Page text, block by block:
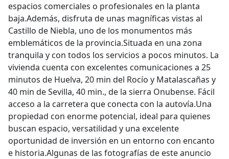
espacios comerciales o profesionales en la planta
baja.Además, disfruta de unas magníficas vistas al
Castillo de Niebla, uno de los monumentos más
emblemáticos de la provincia.Situada en una zona
tranquila y con todos los servicios a pocos minutos. La
vivienda cuenta con excelentes comunicaciones a 25
minutos de Huelva, 20 min del Rocío y Matalascañas y
40 min de Sevilla, 40 min., de la sierra Onubense. Fácil
acceso a la carretera que conecta con la autovía.Una
propiedad con enorme potencial, ideal para quienes
buscan espacio, versatilidad y una excelente
oportunidad de inversión en un entorno con encanto
e historia.Algunas de las fotografías de este anuncio